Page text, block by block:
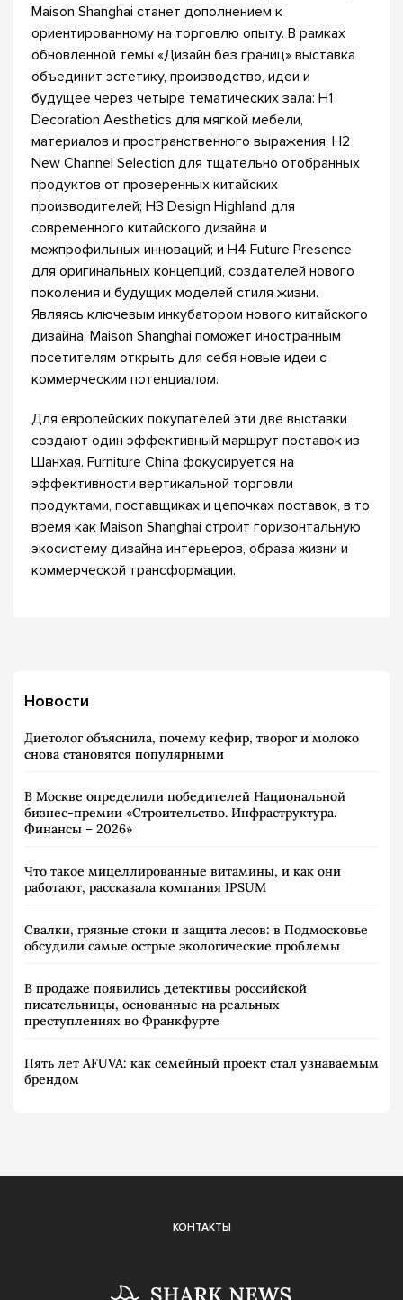
Maison Shanghai станет дополнением к
ориентированному на торговлю опыту. В рамках
обновленной темы «Дизайн без границ» выставка
объединит эстетику, производство, идеи и
будущее через четыре тематических зала: H1
Decoration Aesthetics для мягкой мебели,
материалов и пространственного выражения; H2
New Channel Selection для тщательно отобранных
продуктов от проверенных китайских
производителей; H3 Design Highland для
современного китайского дизайна и
межпрофильных инноваций; и H4 Future Presence
для оригинальных концепций, создателей нового
поколения и будущих моделей стиля жизни.
Являясь ключевым инкубатором нового китайского
дизайна, Maison Shanghai поможет иностранным
посетителям открыть для себя новые идеи с
коммерческим потенциалом.
Для европейских покупателей эти две выставки
создают один эффективный маршрут поставок из
Шанхая. Furniture China фокусируется на
эффективности вертикальной торговли
продуктами, поставщиках и цепочках поставок, в то
время как Maison Shanghai строит горизонтальную
экосистему дизайна интерьеров, образа жизни и
коммерческой трансформации.
Новости
Диетолог объяснила, почему кефир, творог и молоко
снова становятся популярными
В Москве определили победителей Национальной
бизнес-премии «Строительство. Инфраструктура.
Финансы – 2026»
Что такое мицеллированные витамины, и как они
работают, рассказала компания IPSUM
Свалки, грязные стоки и защита лесов: в Подмосковье
обсудили самые острые экологические проблемы
В продаже появились детективы российской
писательницы, основанные на реальных
преступлениях во Франкфурте
Пять лет AFUVA: как семейный проект стал узнаваемым
брендом
КОНТАКТЫ